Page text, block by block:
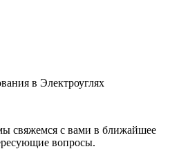
в Электроуглях
свяжемся с вами в ближайшее
вопросы.